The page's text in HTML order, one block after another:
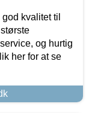
kvalitet til
og hurtig
her for at se